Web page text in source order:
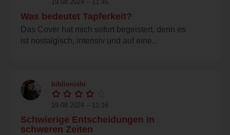
19.08.2024 – 11:45
Was bedeutet Tapferkeit?
Das Cover hat mich sofort begeistert, denn es
ist nostalgisch, intensiv und auf eine...
biblionishi
19.08.2024 – 11:16
Schwierige Entscheidungen in
schweren Zeiten